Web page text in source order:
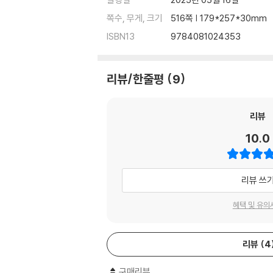
쪽수, 무게, 크기
516쪽 | 179*257*30mm
ISBN13
9784081024353
리뷰/한줄평 9
리뷰
10.0
리뷰 쓰기
혜택 및 유의
리뷰 4